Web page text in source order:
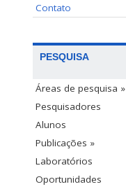
Contato
PESQUISA
Áreas de pesquisa »
Pesquisadores
Alunos
Publicações »
Laboratórios
Oportunidades